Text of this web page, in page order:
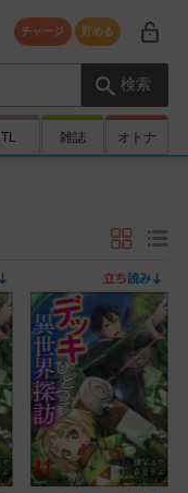
チャージ 貯める
検索
TL 雑誌 オトナ